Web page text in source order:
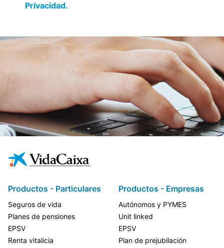
Privacidad.
Productos - Particulares
Seguros de vida
Planes de pensiones
EPSV
Renta vitalicia
Productos - Empresas
Autónomos y PYMES
Unit linked
EPSV
Plan de prejubilación